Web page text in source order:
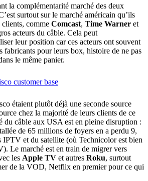
la complémentarité marché des deux
surtout sur le marché américain qu’ils
clients, comme Comcast, Time Warner et
acteurs du câble. Cela peut
leur position car ces acteurs ont souvent
fabricants pour leurs box, histoire de ne pas
le même panier.
étaient plutôt déjà une seconde source
chez la majorité de leurs clients de ce
du câble aux USA est en pleine disruption :
de 65 millions de foyers en a perdu 9,
IPTV et du satellite (où Technicolor est bien
). Le marché est en train de migrer vers
les Apple TV et autres Roku, surtout
de la VOD, Netflix en premier pour ce qui